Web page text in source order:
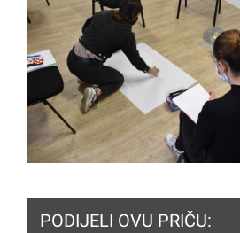
PODIJELI OVU PRIČU: